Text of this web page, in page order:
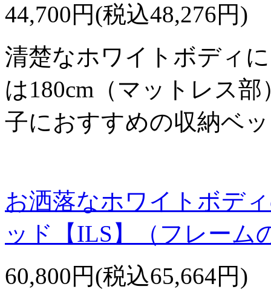
44,700円(税込48,276円)
清楚なホワイトボディ
は180cm（マットレス
子におすすめの収納ベ
お洒落なホワイトボデ
ッド【ILS】（フレーム
60,800円(税込65,664円)